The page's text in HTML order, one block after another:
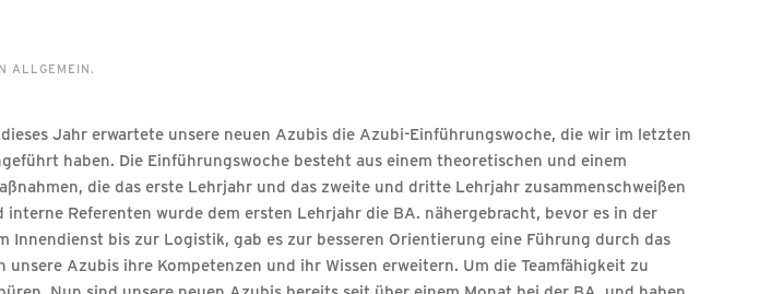
ALLGEMEIN.
Jahr erwartete unsere neuen Azubis die Azubi-Einführungswoche, die wir im letzten
haben. Die Einführungswoche besteht aus einem theoretischen und einem
die das erste Lehrjahr und das zweite und dritte Lehrjahr zusammenschweißen
Referenten wurde dem ersten Lehrjahr die BA. nähergebracht, bevor es in der
bis zur Logistik, gab es zur besseren Orientierung eine Führung durch das
Azubis ihre Kompetenzen und ihr Wissen erweitern. Um die Teamfähigkeit zu